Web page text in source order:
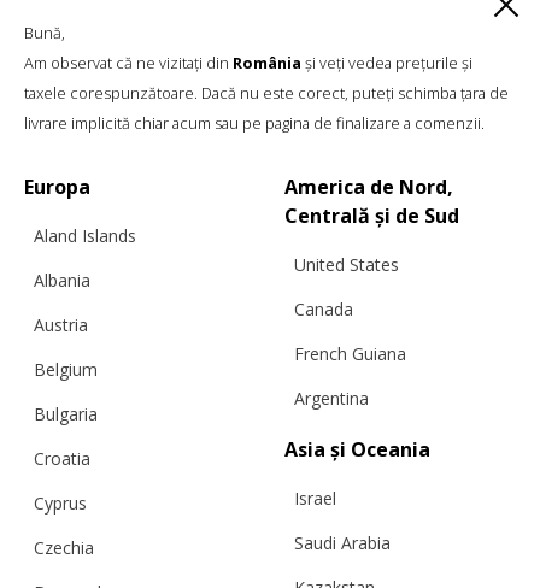
PULOVER CU BUCĂȚI „SQUARE BIG”, ALB
ORGANIC
€335.55
Bună,
Am observat că ne vizitați din România și veți vedea prețurile și
taxele corespunzătoare. Dacă nu este corect, puteți schimba țara de
livrare implicită chiar acum sau pe pagina de finalizare a comenzii.
Europa
Aland Islands
Albania
Austria
Belgium
Bulgaria
Croatia
Cyprus
Czechia
America de Nord,
Centrală și de Sud
United States
Canada
French Guiana
Argentina
Asia și Oceania
Israel
Saudi Arabia